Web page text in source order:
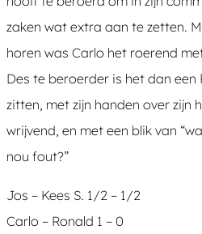
zaken wat extra aan te zetten.
horen was Carlo het roerend
Des te beroerder is het dan een
zitten, met zijn handen over zijn
wrijvend, en met een blik van
nou fout?”
Jos – Kees S. 1/2 – 1/2
Carlo – Ronald 1 – 0